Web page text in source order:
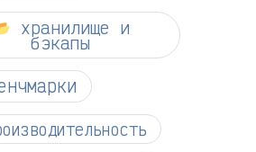
хранилище и
бэкапы